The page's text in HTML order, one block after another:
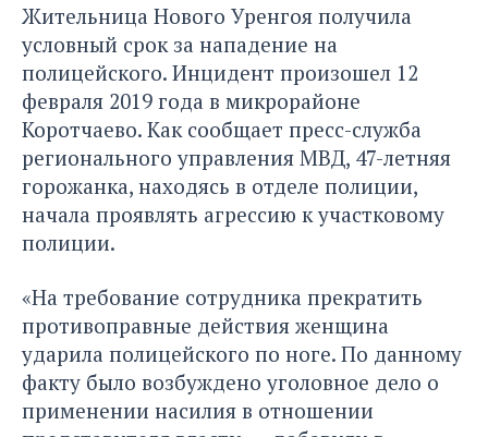
Жительница Нового Уренгоя получила
условный срок за нападение на
полицейского. Инцидент произошел 12
февраля 2019 года в микрорайоне
Коротчаево. Как сообщает пресс-служба
регионального управления МВД, 47-летняя
горожанка, находясь в отделе полиции,
начала проявлять агрессию к участковому
полиции.
«На требование сотрудника прекратить
противоправные действия женщина
ударила полицейского по ноге. По данному
факту было возбуждено уголовное дело о
применении насилия в отношении